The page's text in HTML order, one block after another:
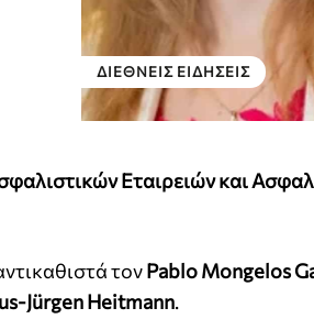
ΔΙΕΘΝΕΊΣ ΕΙΔΉΣΕΙΣ
Εταιρειών και
τονPablo Mongelos
Jürgen Heitmann.